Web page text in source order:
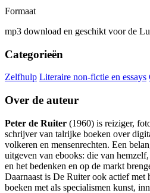
Formaat
mp3 download en geschikt voor de
Categorieën
Zelfhulp Literaire non-fictie en essays
Over de auteur
Peter de Ruiter (1960) is reiziger,
schrijver van talrijke boeken over
volkeren en mensenrechten. Een
uitgeven van ebooks: die van
en het bedenken en op de markt
Daarnaast is De Ruiter ook actief
boeken met als specialismen kunst,